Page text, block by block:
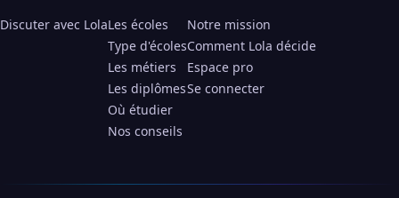
Discuter avec LolaLes écoles
Type d'écoles
Les métiers
Les diplômes
Où étudier
Nos conseils
Notre mission
Comment Lola décide
Espace pro
Se connecter